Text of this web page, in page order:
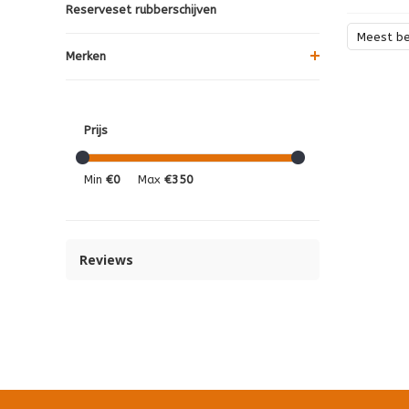
Reserveset rubberschijven
Merken
Prijs
Min €0 Max €350
Reviews
Meest